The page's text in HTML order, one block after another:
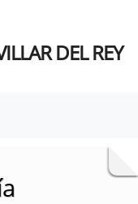
DEL REY